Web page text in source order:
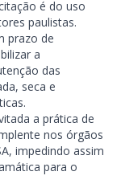
é do uso
paulistas.
prazo de
a
das
seca e
a prática de
nos órgãos
impedindo assim
para o